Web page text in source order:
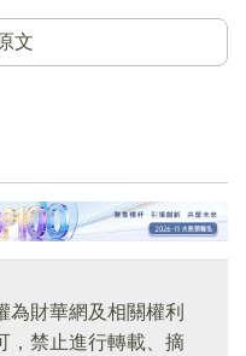
文
為財華網及相關權利
，禁止進行轉載、摘